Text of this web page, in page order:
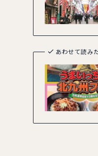
あわせて読み